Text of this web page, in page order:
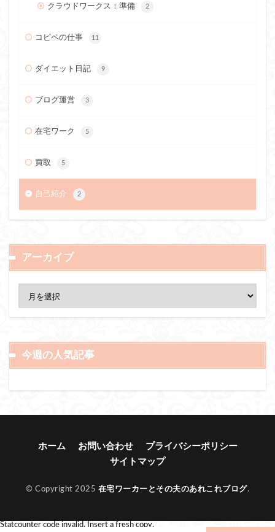
クラウドワークス：準備 2
コピペの仕事 11
ダイエット日記 9
ブログ運営 3
在宅ワーク 5
買取 5
自己紹介 2
アーカイブ
今週の人気記事
ホーム お問い合わせ
プライバシーポリシー
サイトマップ
© Copyright 2025 在宅ワーカーとその夫のあれこれブログ.
Statcounter code invalid. Insert a fresh copy.